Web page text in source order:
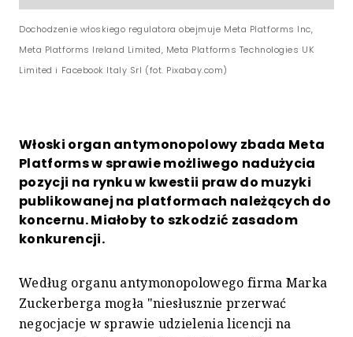
Dochodzenie włoskiego regulatora obejmuje Meta Platforms Inc,
Meta Platforms Ireland Limited, Meta Platforms Technologies UK
Limited i Facebook Italy Srl (fot. Pixabay.com)
Włoski organ antymonopolowy zbada Meta
Platforms w sprawie możliwego nadużycia
pozycji na rynku w kwestii praw do muzyki
publikowanej na platformach należących do
koncernu. Miałoby to szkodzić zasadom
konkurencji.
Według organu antymonopolowego firma Marka
Zuckerberga mogła "niesłusznie przerwać
negocjacje w sprawie udzielenia licencji na